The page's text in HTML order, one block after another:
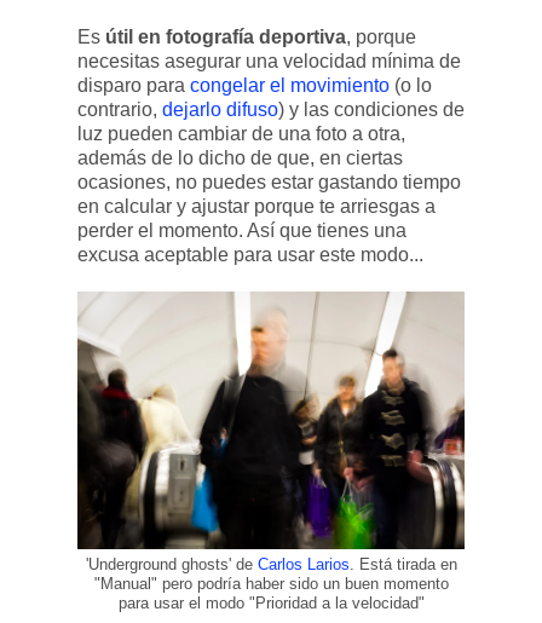
Es útil en fotografía deportiva, porque
necesitas asegurar una velocidad mínima de
disparo para congelar el movimiento (o lo
contrario, dejarlo difuso) y las condiciones de
luz pueden cambiar de una foto a otra,
además de lo dicho de que, en ciertas
ocasiones, no puedes estar gastando tiempo
en calcular y ajustar porque te arriesgas a
perder el momento. Así que tienes una
excusa aceptable para usar este modo...
'Underground ghosts' de Carlos Larios . Está tirada en
"Manual" pero podría haber sido un buen momento
para usar el modo "Prioridad a la velocidad"